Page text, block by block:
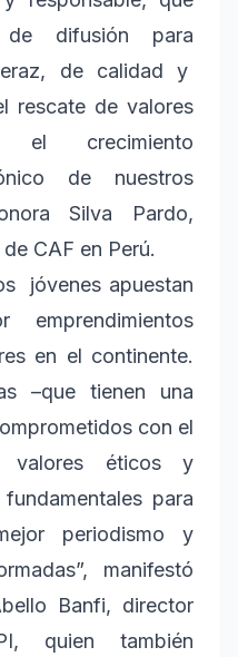
de difusión para
de calidad y
rescate de valores
el crecimiento
de nuestros
Silva Pardo,
CAF en Perú.
jóvenes apuestan
en el continente.
–que tienen una
con el
éticos y
para
periodismo y
manifestó
Banfi, director
quien también